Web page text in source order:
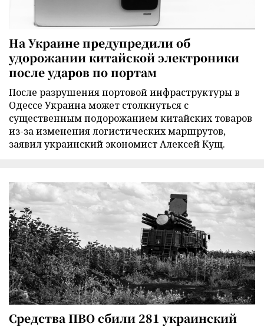
На Украине предупредили об
удорожании китайской электроники
после ударов по портам
После разрушения портовой инфраструктуры в
Одессе Украина может столкнуться с
существенным подорожанием китайских товаров
из-за изменения логистических маршрутов,
заявил украинский экономист Алексей Кущ.
Средства ПВО сбили 281 украинский